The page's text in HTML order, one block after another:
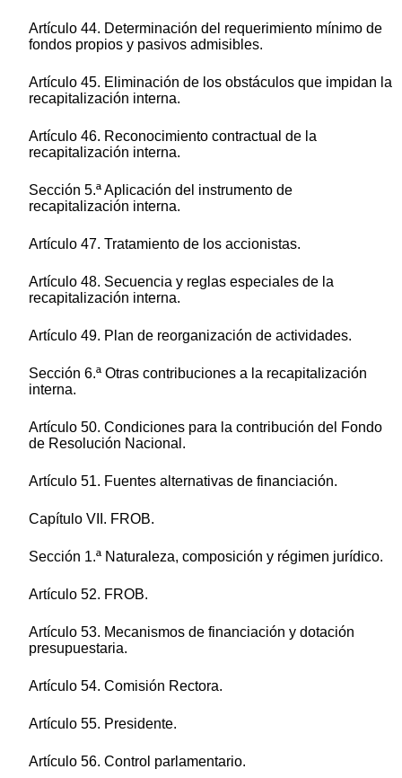
Artículo 44. Determinación del requerimiento mínimo de
fondos propios y pasivos admisibles.
Artículo 45. Eliminación de los obstáculos que impidan la
recapitalización interna.
Artículo 46. Reconocimiento contractual de la
recapitalización interna.
Sección 5.ª Aplicación del instrumento de
recapitalización interna.
Artículo 47. Tratamiento de los accionistas.
Artículo 48. Secuencia y reglas especiales de la
recapitalización interna.
Artículo 49. Plan de reorganización de actividades.
Sección 6.ª Otras contribuciones a la recapitalización
interna.
Artículo 50. Condiciones para la contribución del Fondo
de Resolución Nacional.
Artículo 51. Fuentes alternativas de financiación.
Capítulo VII. FROB.
Sección 1.ª Naturaleza, composición y régimen jurídico.
Artículo 52. FROB.
Artículo 53. Mecanismos de financiación y dotación
presupuestaria.
Artículo 54. Comisión Rectora.
Artículo 55. Presidente.
Artículo 56. Control parlamentario.